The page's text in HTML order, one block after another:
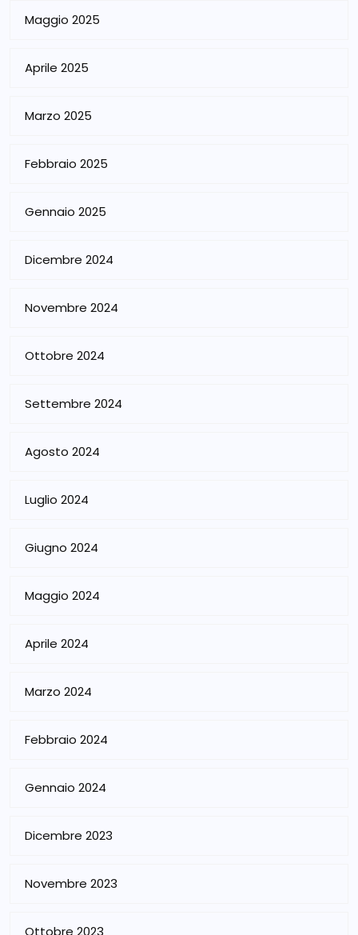
Maggio 2025
Aprile 2025
Marzo 2025
Febbraio 2025
Gennaio 2025
Dicembre 2024
Novembre 2024
Ottobre 2024
Settembre 2024
Agosto 2024
Luglio 2024
Giugno 2024
Maggio 2024
Aprile 2024
Marzo 2024
Febbraio 2024
Gennaio 2024
Dicembre 2023
Novembre 2023
Ottobre 2023